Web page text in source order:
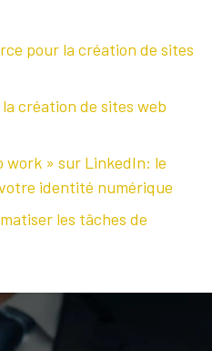
pour la création de sites
création de sites web
work » sur LinkedIn: le
identité numérique
les tâches de